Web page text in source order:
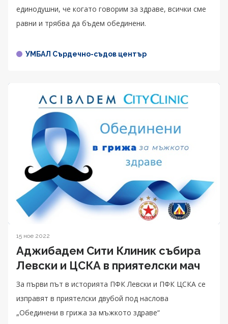
единодушни, че когато говорим за здраве, всички сме
равни и трябва да бъдем обединени.
УМБАЛ Сърдечно-съдов център
15 ное 2022
Аджибадем Сити Клиник събира
Левски и ЦСКА в приятелски мач
За първи път в историята ПФК Левски и ПФК ЦСКА се
изправят в приятелски двубой под наслова
„Обединени в грижа за мъжкото здраве“